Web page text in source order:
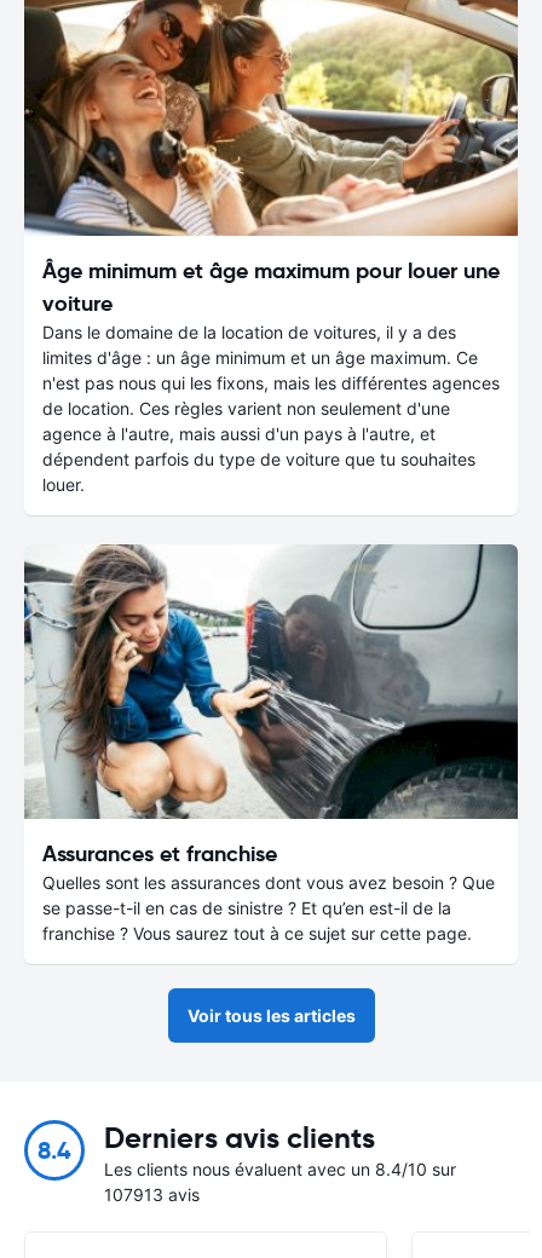
Âge minimum et âge maximum pour louer une
voiture
Dans le domaine de la location de voitures, il y a des
limites d'âge : un âge minimum et un âge maximum. Ce
n'est pas nous qui les fixons, mais les différentes agences
de location. Ces règles varient non seulement d'une
agence à l'autre, mais aussi d'un pays à l'autre, et
dépendent parfois du type de voiture que tu souhaites
louer.
Assurances et franchise
Quelles sont les assurances dont vous avez besoin ? Que
se passe-t-il en cas de sinistre ? Et qu’en est-il de la
franchise ? Vous saurez tout à ce sujet sur cette page.
Voir tous les articles
8.4 Derniers avis clients
Les clients nous évaluent avec un 8.4/10 sur
107913 avis